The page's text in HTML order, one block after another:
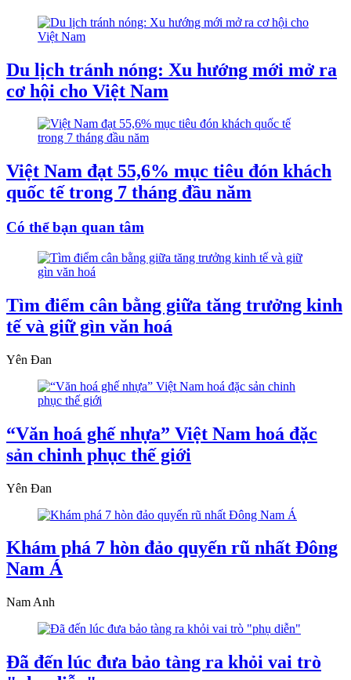
Du lịch tránh nóng: Xu hướng mới mở ra
cơ hội cho Việt Nam
Việt Nam đạt 55,6% mục tiêu đón khách
quốc tế trong 7 tháng đầu năm
Có thể bạn quan tâm
Tìm điểm cân bằng giữa tăng trưởng kinh
tế và giữ gìn văn hoá
Yên Đan
“Văn hoá ghế nhựa” Việt Nam hoá đặc
sản chinh phục thế giới
Yên Đan
Khám phá 7 hòn đảo quyến rũ nhất Đông
Nam Á
Nam Anh
Đã đến lúc đưa bảo tàng ra khỏi vai trò